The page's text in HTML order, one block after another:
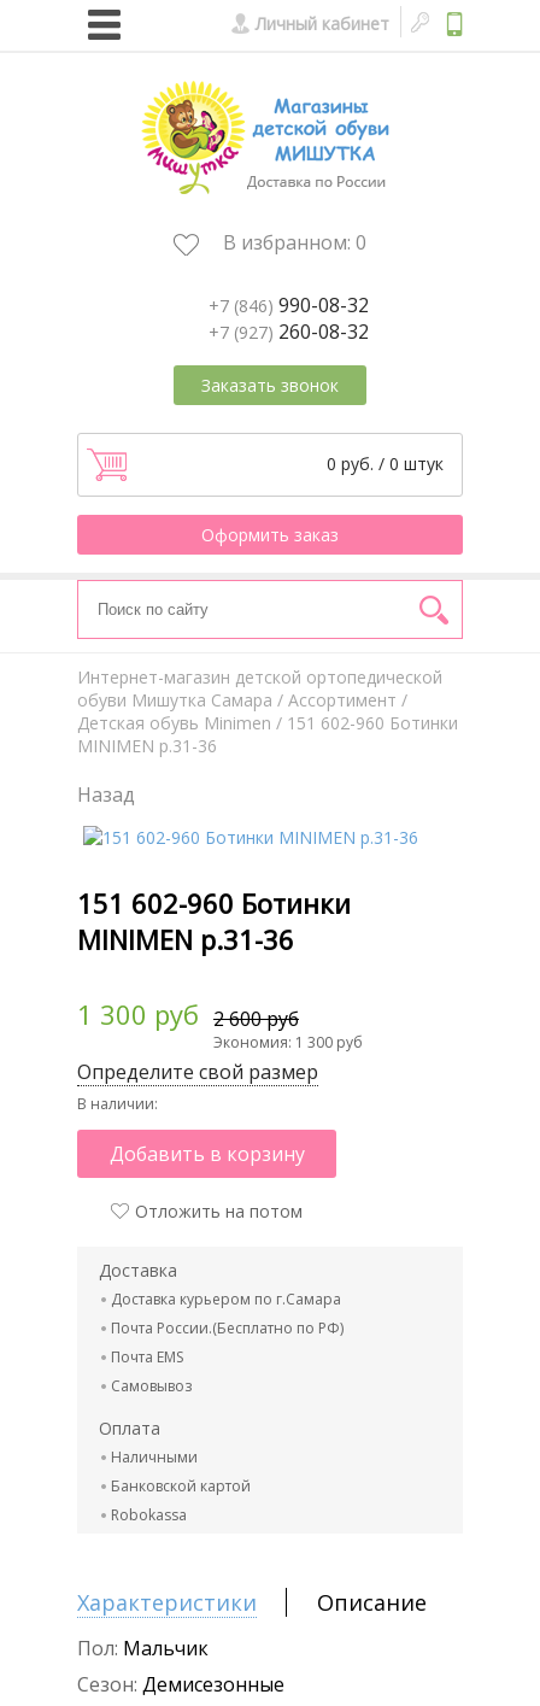
Личный кабинет
В избранном: 0
+7 (846) 990-08-32
+7 (927) 260-08-32
Заказать звонок
0 руб. / 0 штук
Оформить заказ
Интернет-магазин детской ортопедической
обуви Мишутка Самара / Aссортимент /
Детская обувь Minimen / 151 602-960 Ботинки
MINIMEN р.31-36
Назад
151 602-960 Ботинки
MINIMEN р.31-36
1 300 руб 2 600 руб
Экономия: 1 300 руб
Определите свой размер
В наличии:
Добавить в корзину
Отложить на потом
Доставка
Доставка курьером по г.Самара
Почта России.(Бесплатно по РФ)
Почта EMS
Самовывоз
Оплата
Наличными
Банковской картой
Robokassa
Характеристики Описание
Пол: Мальчик
Сезон: Демисезонные